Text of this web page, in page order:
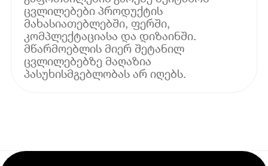
ცვლილებები პროდუქტის
მახასიათებლებში, ფერში,
კომპლექტაციასა და დიზაინში.
მწარმოებლის მიერ შეტანილ
ცვლილებებზე მაღაზია
პასუხისმგებლობას არ იღებს.